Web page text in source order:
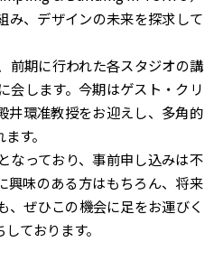
み、デザインの未来を探求して
前期に行われた各スタジオの講
会します。今期はゲスト・クリ
井環准教授をお迎えし、多角的
す。
なっており、事前申し込みは不
興味のある方はもちろん、将来
、ぜひこの機会に足をお運びく
ております。